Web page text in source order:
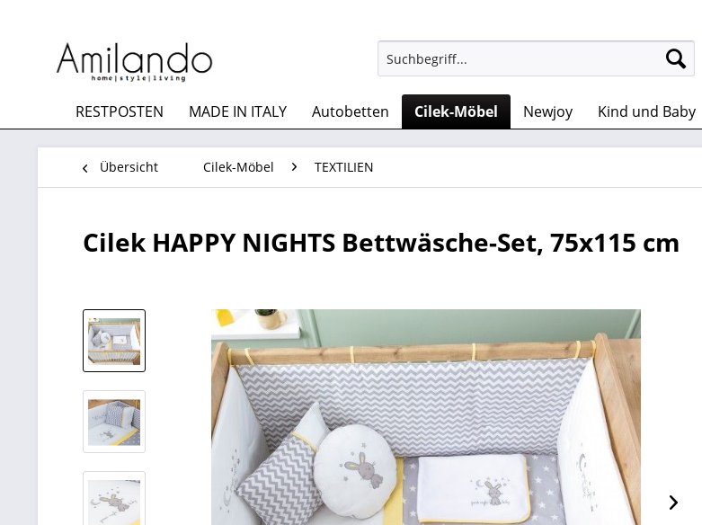
RESTPOSTEN MADE IN ITALY Autobetten Cilek-Möbel Newjoy Kind und Baby
Übersicht Cilek-Möbel TEXTILIEN
Cilek HAPPY NIGHTS Bettwäsche-Set, 75x115 cm